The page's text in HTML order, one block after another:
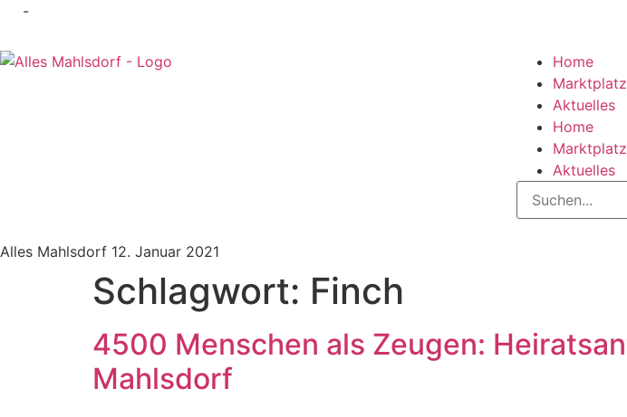
-
Home
Marktplatz
Aktuelles
Home
Marktplatz
Aktuelles
Alles Mahlsdorf 12. Januar 2021
Schlagwort: Finch
4500 Menschen als Zeugen:
Mahlsdorf